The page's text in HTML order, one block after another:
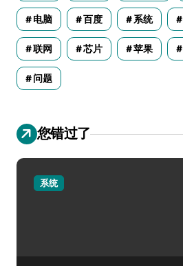
电脑 百度 系统
联网 芯片 苹果
问题
您错过了
系统